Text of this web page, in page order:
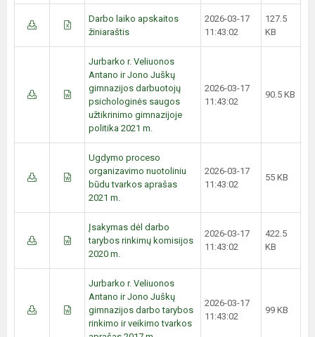
Darbo laiko apskaitos
žiniaraštis
2026-03-17
11:43:02
127.5
KB
Jurbarko r. Veliuonos
Antano ir Jono Juškų
gimnazijos darbuotojų
psichologinės saugos
užtikrinimo gimnazijoje
politika 2021 m.
2026-03-17
11:43:02
90.5 KB
Ugdymo proceso
organizavimo nuotoliniu
būdu tvarkos aprašas
2021 m.
2026-03-17
11:43:02
55 KB
Įsakymas dėl darbo
tarybos rinkimų komisijos
2020 m.
2026-03-17
11:43:02
422.5
KB
Jurbarko r. Veliuonos
Antano ir Jono Juškų
gimnazijos darbo tarybos
rinkimo ir veikimo tvarkos
2026-03-17
11:43:02
99 KB